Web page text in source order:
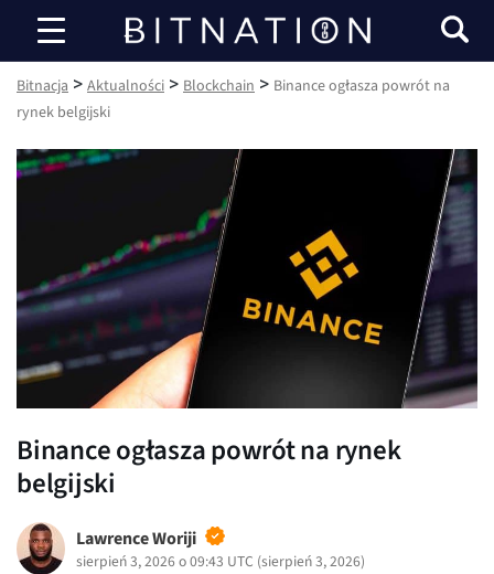
Bitnacja
Bitnacja > Aktualności > Blockchain > Binance ogłasza powrót na
rynek belgijski
Binance ogłasza powrót na rynek
belgijski
Lawrence Woriji
sierpień 3, 2026 o 09:43 UTC (sierpień 3, 2026)